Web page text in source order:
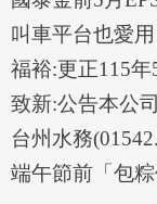
叫車平台也愛
福裕:更正115
致新:公告本公
台州水務
端午節前「包